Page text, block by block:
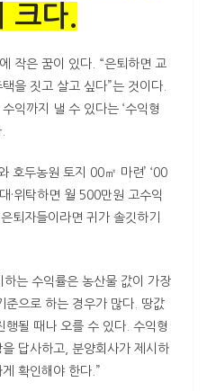
크다.
작은 꿈이 있다. “은퇴하면 교
을 짓고 살고 싶다”는 것이다.
익까지 낼 수 있다는 ‘수익형
호두농원 토지 00㎡ 마련’ ‘00
·위탁하면 월 500만원 고수익
퇴자들이라면 귀가 솔깃하기
는 수익률은 농산물 값이 가장
준으로 하는 경우가 많다. 땅값
될 때나 오를 수 있다. 수익형
답사하고, 분양회사가 제시하
확인해야 한다.”